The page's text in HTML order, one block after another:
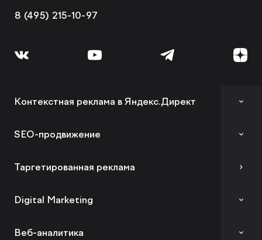
8 (495) 215-10-97
Контекстная реклама в Яндекс.Директ
Аудит контекстной рекламы
SEO-продвижение
SEO-аудит сайта
SEO-продвижение в вашей тематике
Таргетированная реклама
Digital Marketing
Комплексный digital-маркетинг
Веб-аналитика